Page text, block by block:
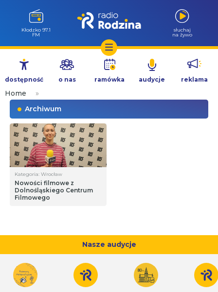
Przejdź
treści
Kłodzko 97.1
FM
słuchaj
na żywo
dostępność o nas ramówka audycje reklama
Home
»
Archiwum
Kategoria: Wrocław
Nowości filmowe z
Dolnośląskiego Centrum
Filmowego
Nasze audycje